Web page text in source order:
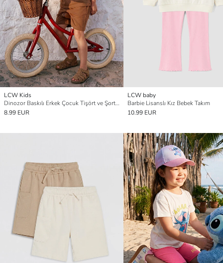
LCW Kids
Dinozor Baskılı Erkek Çocuk Tişört ve Şort Takım
8.99 EUR
LCW baby
Barbie Lisanslı Kız Bebek Takım
10.99 EUR